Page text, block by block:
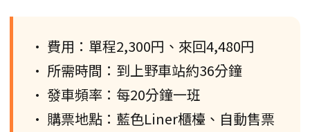
• 費用：單程2,300円、來回4,480円
• 所需時間：到上野車站約36分鐘
• 發車頻率：每20分鐘一班
• 購票地點：藍色Liner櫃檯、自動售票